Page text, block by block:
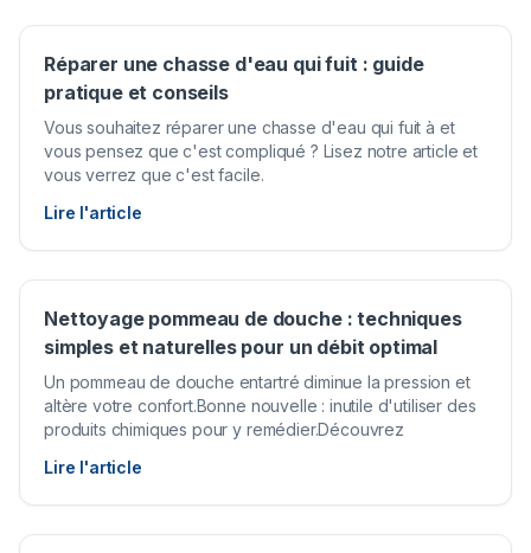
Réparer une chasse d'eau qui fuit : guide
pratique et conseils
Vous souhaitez réparer une chasse d'eau qui fuit à et
vous pensez que c'est compliqué ? Lisez notre article et
vous verrez que c'est facile.
Lire l'article
Nettoyage pommeau de douche : techniques
simples et naturelles pour un débit optimal
Un pommeau de douche entartré diminue la pression et
altère votre confort.Bonne nouvelle : inutile d'utiliser des
produits chimiques pour y remédier.Découvrez
Lire l'article